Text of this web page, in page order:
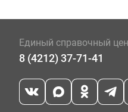
Единый справочный
8 (4212) 37-71-41